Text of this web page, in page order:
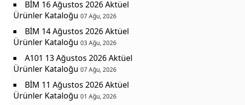
BİM 16 Ağustos 2026 Aktüel
Ürünler Kataloğu 07 Ağu, 2026
BİM 14 Ağustos 2026 Aktüel
Ürünler Kataloğu 03 Ağu, 2026
A101 13 Ağustos 2026 Aktüel
Ürünler Kataloğu 07 Ağu, 2026
BİM 11 Ağustos 2026 Aktüel
Ürünler Kataloğu 01 Ağu, 2026